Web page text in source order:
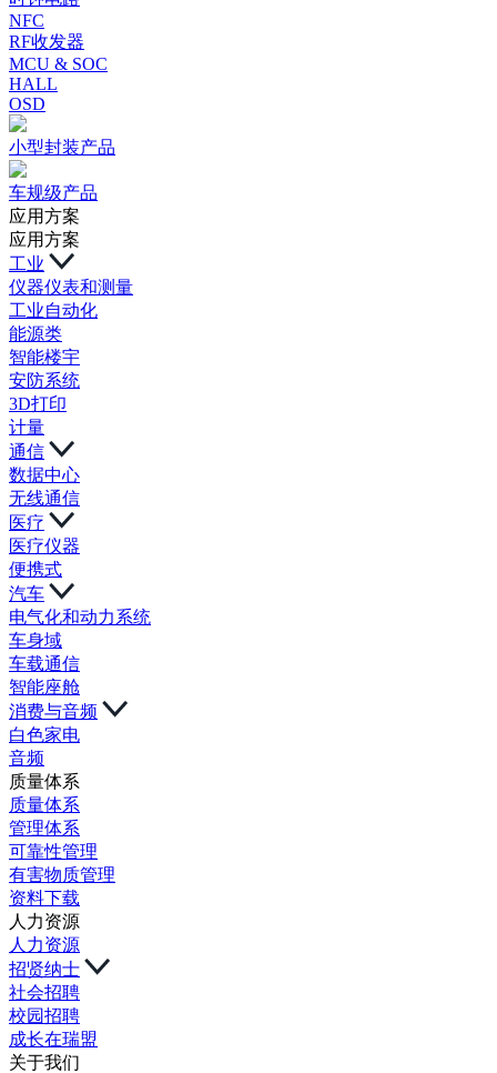
NFC
RF收发器
MCU & SOC
HALL
OSD
小型封装产品
车规级产品
应用方案
应用方案
工业
仪器仪表和测量
工业自动化
能源类
智能楼宇
安防系统
3D打印
计量
通信
数据中心
无线通信
医疗
医疗仪器
便携式
汽车
电气化和动力系统
车身域
车载通信
智能座舱
消费与音频
白色家电
音频
质量体系
质量体系
管理体系
可靠性管理
有害物质管理
资料下载
人力资源
人力资源
招贤纳士
社会招聘
校园招聘
成长在瑞盟
关于我们